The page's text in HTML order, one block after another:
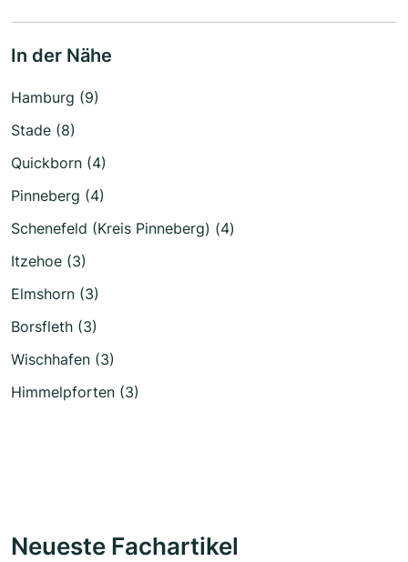
In der Nähe
Hamburg (9)
Stade (8)
Quickborn (4)
Pinneberg (4)
Schenefeld (Kreis Pinneberg) (4)
Itzehoe (3)
Elmshorn (3)
Borsfleth (3)
Wischhafen (3)
Himmelpforten (3)
Neueste Fachartikel